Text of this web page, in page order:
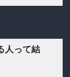
人って結